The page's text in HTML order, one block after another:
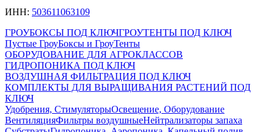
ИНН: 503611063109
ГРОУБОКСЫ ПОД КЛЮЧГРОУТЕНТЫ ПОД КЛЮЧ
Пустые ГроуБоксы и ГроуТенты
ОБОРУДОВАНИЕ ДЛЯ АГРОКЛАССОВ
ГИДРОПОНИКА ПОД КЛЮЧ
ВОЗДУШНАЯ ФИЛЬТРАЦИЯ ПОД КЛЮЧ
КОМПЛЕКТЫ ДЛЯ ВЫРАЩИВАНИЯ РАСТЕНИЙ ПОД
КЛЮЧ
Удобрения, СтимуляторыОсвещение, Оборудование
ВентиляцияФильтры воздушныеНейтрализаторы запаха